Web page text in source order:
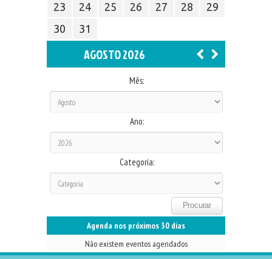
23
24 25 26 27 28
29
30
31
AGOSTO 2026
Mês:
Ano:
Categoria:
Agenda nos próximos 30 dias
Não existem eventos agendados